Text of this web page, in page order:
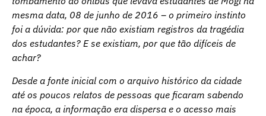
mesma data, 08 de junho de 2016 – o primeiro instinto
foi a dúvida: por que não existiam registros da tragédia
dos estudantes? E se existiam, por que tão difíceis de
achar?
Desde a fonte inicial com o arquivo histórico da cidade
até os poucos relatos de pessoas que ficaram sabendo
na época, a informação era dispersa e o acesso mais